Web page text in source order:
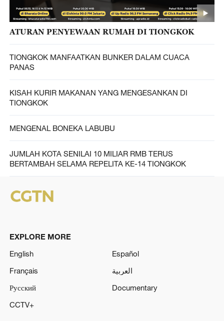
ATURAN PENYEWAAN RUMAH DI TIONGKOK
TIONGKOK MANFAATKAN BUNKER DALAM CUACA
PANAS
KISAH KURIR MAKANAN YANG MENGESANKAN DI
TIONGKOK
MENGENAL BONEKA LABUBU
JUMLAH KOTA SENILAI 10 MILIAR RMB TERUS
BERTAMBAH SELAMA REPELITA KE-14 TIONGKOK
EXPLORE MORE
English
Español
Français
العربية
Русский
Documentary
CCTV+